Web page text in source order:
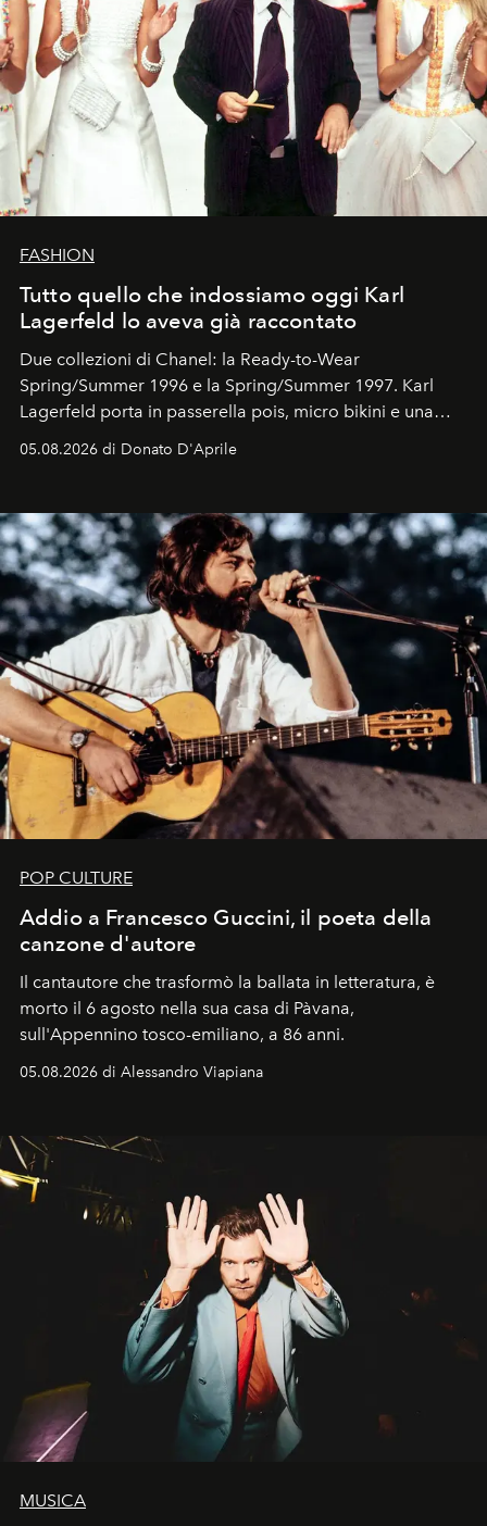
FASHION
Tutto quello che indossiamo oggi Karl
Lagerfeld lo aveva già raccontato
Due collezioni di Chanel: la Ready-to-Wear
Spring/Summer 1996 e la Spring/Summer 1997. Karl
Lagerfeld porta in passerella pois, micro bikini e una
logomania pensata per la spiaggia
Kate, Claudia e Carla una dietro l'altra. Trent'anni dopo,
uno dei documenti più contemporanei che abbiamo.
05.08.2026 di Donato D'Aprile
POP CULTURE
Addio a Francesco Guccini, il poeta della
canzone d'autore
Il cantautore che trasformò la ballata in letteratura, è
morto il 6 agosto nella sua casa di Pàvana,
sull'Appennino tosco-emiliano, a 86 anni.
05.08.2026 di Alessandro Viapiana
MUSICA